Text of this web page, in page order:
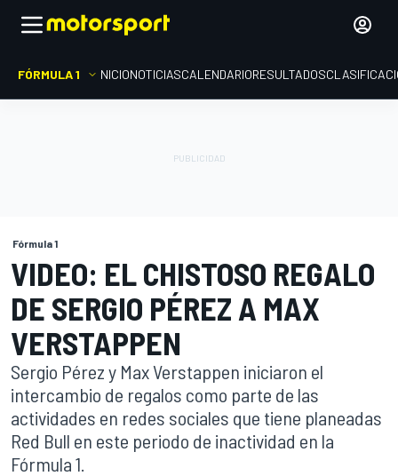
FÓRMULA 1 INICIONOTICIASCALENDARIORESULTADOS
Fórmula 1
VIDEO: EL CHISTOSO REGALO
DE SERGIO PÉREZ A MAX
VERSTAPPEN
Sergio Pérez y Max Verstappen iniciaron el
intercambio de regalos como parte de las
actividades en redes sociales que tiene planeadas
Red Bull en este periodo de inactividad en la
Fórmula 1.